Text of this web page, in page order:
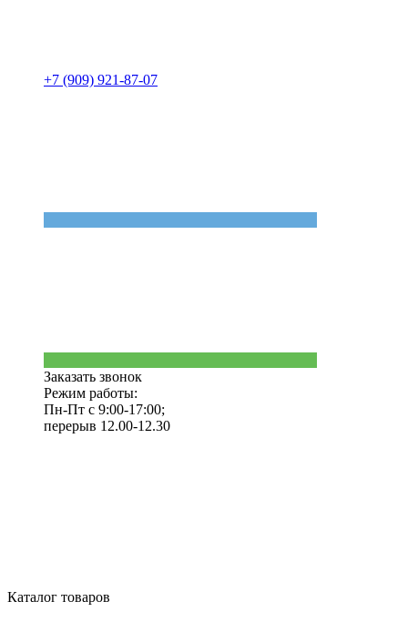
+7 (909) 921-87-07
Заказать звонок
Режим работы:
Пн-Пт с 9:00-17:00;
перерыв 12.00-12.30
Каталог товаров